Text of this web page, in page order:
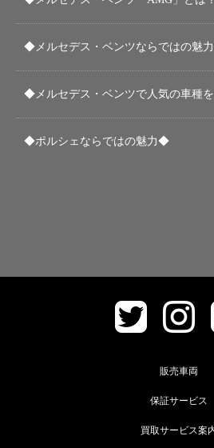
◆メルセデス・ベンツならではの魅
◆メルセデス・ベンツで人気の車種
◆ポルシェならではの魅力◆
販売車両
保証サービス
買取サービス案